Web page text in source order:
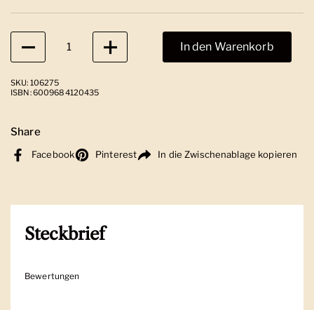
Anzahl
In den Warenkorb
SKU: 106275
ISBN: 6009684120435
Share
Facebook Pinterest In die Zwischenablage kopieren
Steckbrief
Bewertungen